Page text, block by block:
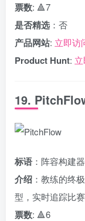
票数: 🔺7
是否精选 ：否
产品网站: 立即访
Product Hunt:
19.
标语 ：阵容构建
介绍 ：教练的终
型，实时追踪比
票数: 🔺6